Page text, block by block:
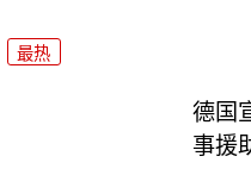
最热
德国
事援